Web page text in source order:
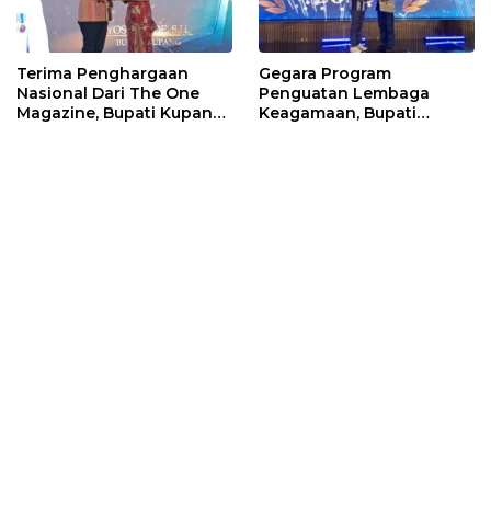
Terima Penghargaan
Nasional Dari The One
Magazine, Bupati Kupang:
Gegara Program
Penguatan Lembaga
Keagamaan, Bupati